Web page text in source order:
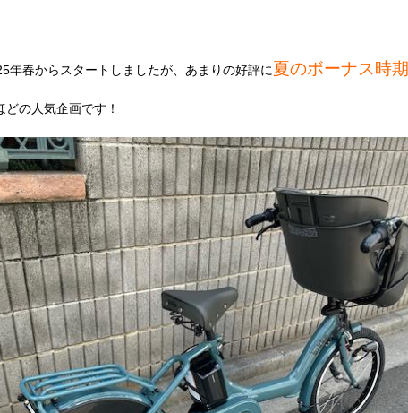
年春からスタートしましたが、あまりの好評に夏のボーナス時期
の人気企画です！